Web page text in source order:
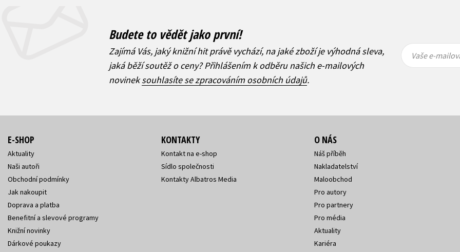
Budete to vědět jako první!
Zajímá Vás, jaký knižní hit právě vychází, na jaké zboží je výhodná sleva,
jaká běží soutěž o ceny? Přihlášením k odběru našich e-mailových
novineksouhlasíte se zpracováním osobních údajů.
mailová
mailová
Vaše e-
E-SHOP
Aktuality
Naši autoři
Obchodní podmínky
Jak nakoupit
Doprava a platba
Benefitní a slevové programy
Knižní novinky
Dárkové poukazy
KONTAKTY
Kontakt na e-shop
Sídlo společnosti
Kontakty Albatros Media
O NÁS
Náš příběh
Nakladatelství
Maloobchod
Pro autory
Pro partnery
Pro média
Aktuality
Kariéra